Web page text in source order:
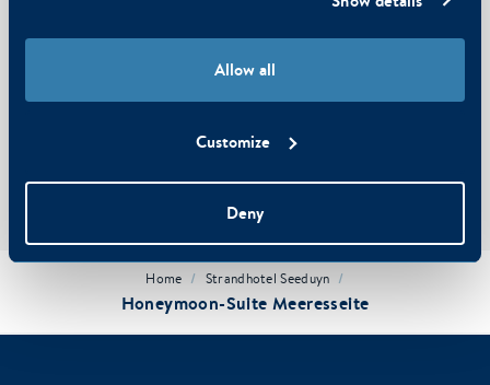
Allow all
Customize
Deny
zusätzlichen Rabatt von 5%
Home / Strandhotel Seeduyn /
Honeymoon-Suite Meeresseite